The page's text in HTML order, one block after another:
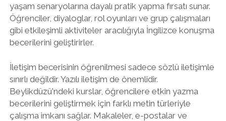
yaşam senaryolarına dayalı pratik yapma fırsatı sunar.
Öğrenciler, diyaloglar, rol oyunları ve grup çalışmaları
gibi etkileşimli aktiviteler aracılığıyla İngilizce konuşma
becerilerini geliştirirler.
İletişim becerisinin öğrenilmesi sadece sözlü iletişimle
sınırlı değildir. Yazılı iletişim de önemlidir.
Beylikdüzü'ndeki kurslar, öğrencilere etkin yazma
becerilerini geliştirmek için farklı metin türleriyle
çalışma imkanı sağlar. Makaleler, e-postalar ve